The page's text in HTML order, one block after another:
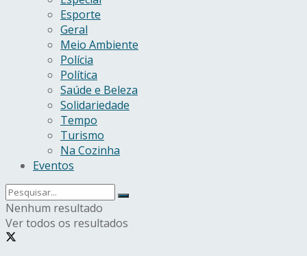
Esporte
Geral
Meio Ambiente
Polícia
Política
Saúde e Beleza
Solidariedade
Tempo
Turismo
Na Cozinha
Eventos
Nenhum resultado
Ver todos os resultados